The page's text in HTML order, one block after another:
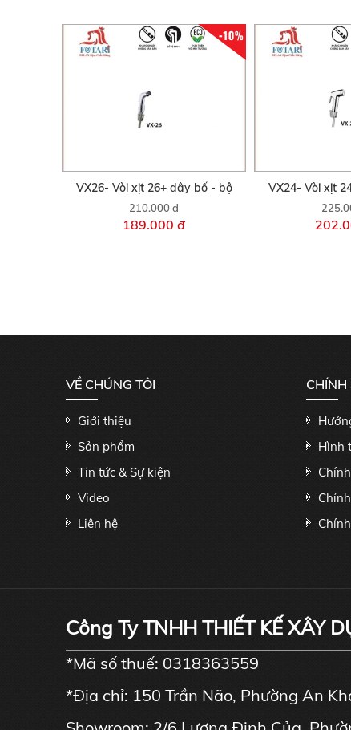
-10%
VX26- Vòi xịt 26+ dây bố - bộ
210.000 đ
189.000 đ
VX24- Vòi xịt
VỀ CHÚNG TÔI
Giới thiệu
Sản phẩm
Tin tức & Sự kiện
Video
Liên hệ
CHÍNH
Hình
Công Ty TNHH THIẾT KẾ XÂY
*Mã số thuế: 0318363559
*Địa chỉ: 150 Trần Não, Phường An